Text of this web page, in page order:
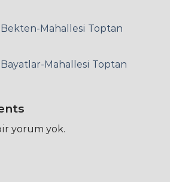
Mahallesi Toptan
Mahallesi Toptan
yorum yok.